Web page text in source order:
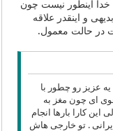
اینطور نیست چون
و اینقدر علاقه
در حالت معمول.
عزیز رو چطور با
ای چون مغز به
کارا بارها انجام
. تو خارجی هاش